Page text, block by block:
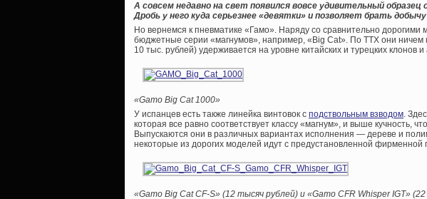
А совсем недавно на свет появился вовсе удивительный образец
Дробь у него куда серьезнее «девятки» и позволяет брать
Но вернемся к пневматике «Гамо». Наряду со сравнительно дорогими
бюджетные серии «магнумов», например, «Big Cat». По ТТХ они ничем
10 тыс. рублей) удерживается на уровне китайских и турецких клонов и
«Gamo Big Cat 1000»
У испанцев есть также линейка винтовок с подствольным взводом.
которая все равно соответствует классу «магнум», и выше кучность,
Выпускаются они в различных вариантах исполнения — дереве и
некоторые из дорогих моделей идут с предустановленной фирменной
«Gamo Big Cat CF-S» (12 тысяч рублей) и «Gamo CFR Whisper IGT»